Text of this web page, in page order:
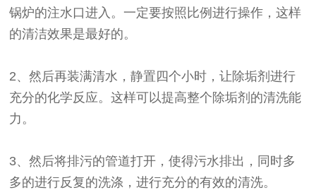
锅炉的注水口进入。一定要按照比例进行操作，这样
的清洁效果是最好的。
2、然后再装满清水，静置四个小时，让除垢剂进行
充分的化学反应。这样可以提高整个除垢剂的清洗能
力。
3、然后将排污的管道打开，使得污水排出，同时多
多的进行反复的洗涤，进行充分的有效的清洗。